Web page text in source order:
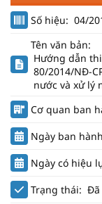
Số hiệu: 04/
Tên văn bản:
Hướng dẫn
80/2014/NĐ-
nước và xử lý
Cơ quan ban
Ngày ban
Ngày có hiệu
Trạng thái: Đã